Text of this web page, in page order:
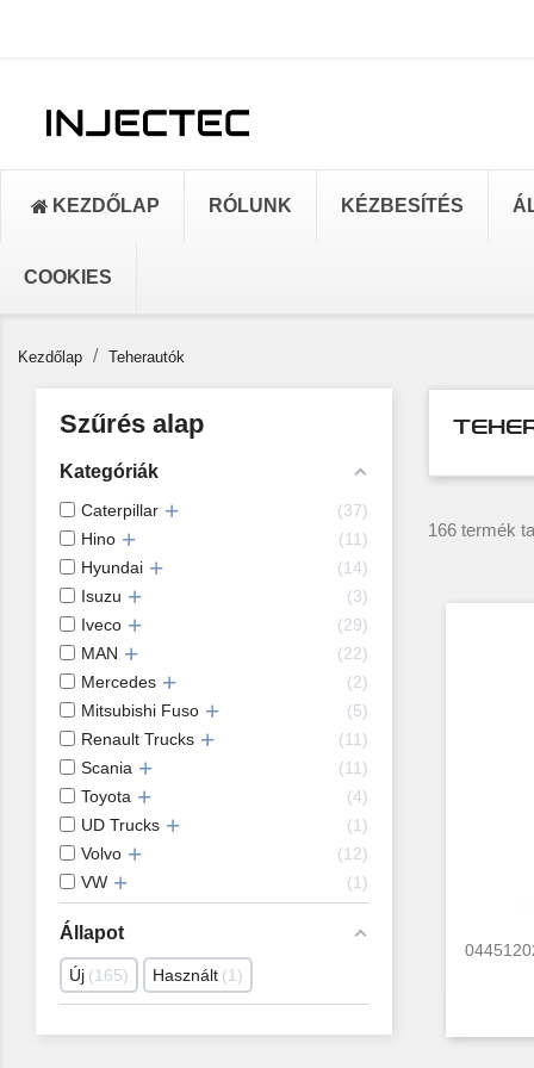
KEZDŐLAP RÓLUNK KÉZBESÍTÉS
COOKIES
Kezdőlap Teherautók
Szűrés alap
Kategóriák
Caterpillar
37
Hino
11
Hyundai
14
Isuzu
3
Iveco
29
MAN
22
Mercedes
2
Mitsubishi Fuso
5
Renault Trucks
11
Scania
11
Toyota
4
UD Trucks
1
Volvo
12
VW
1
Állapot
Új 165 Használt 1
166 termék